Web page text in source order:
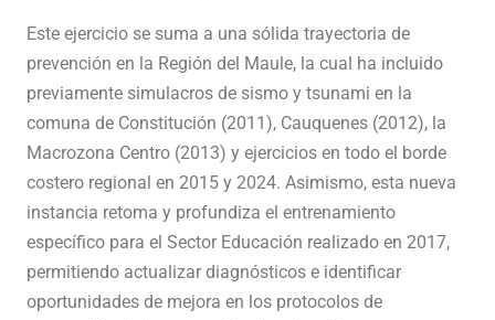
Este ejercicio se suma a una sólida trayectoria de
prevención en la Región del Maule, la cual ha incluido
previamente simulacros de sismo y tsunami en la
comuna de Constitución (2011), Cauquenes (2012), la
Macrozona Centro (2013) y ejercicios en todo el borde
costero regional en 2015 y 2024. Asimismo, esta nueva
instancia retoma y profundiza el entrenamiento
específico para el Sector Educación realizado en 2017,
permitiendo actualizar diagnósticos e identificar
oportunidades de mejora en los protocolos de